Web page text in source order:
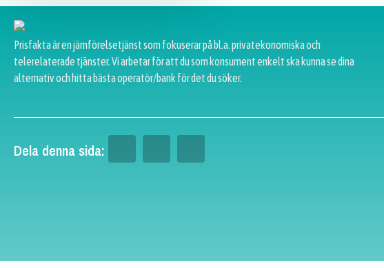
Prisfakta är en jämförelsetjänst som fokuserar på bl.a. privatekonomiska och
telerelaterade tjänster. Vi arbetar för att du som konsument enkelt ska kunna se dina
alternativ och hitta bästa operatör/bank för det du söker.
Dela denna sida: